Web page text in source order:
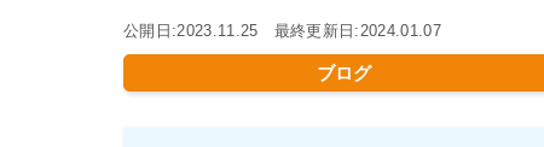
公開日:2023.11.25 最終更新日:2024.01.07
ブログ